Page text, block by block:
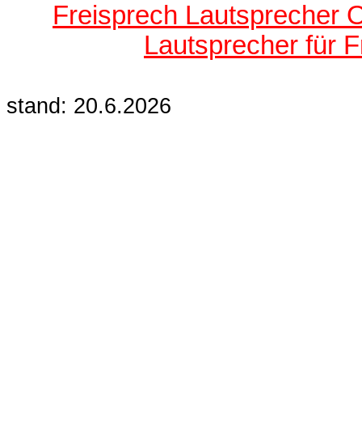
Freisprech Lautsprecher
Lautsprecher für
stand: 20.6.2026